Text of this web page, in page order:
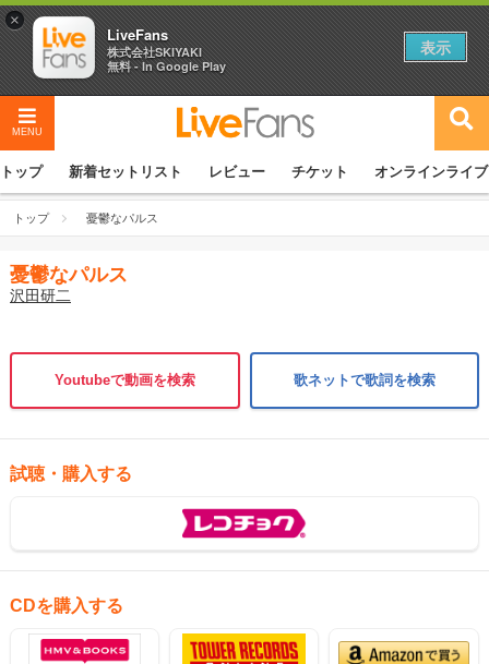
MENU
トップ 新着セットリスト レビュー チケット オンラインライブ
トップ 憂鬱なパルス
憂鬱なパルス
沢田研二
Youtubeで動画を検索 歌ネットで歌詞を検索
試聴・購入する
CDを購入する
×
LiveFans
株式会社SKIYAKI
無料 - In Google Play
表示